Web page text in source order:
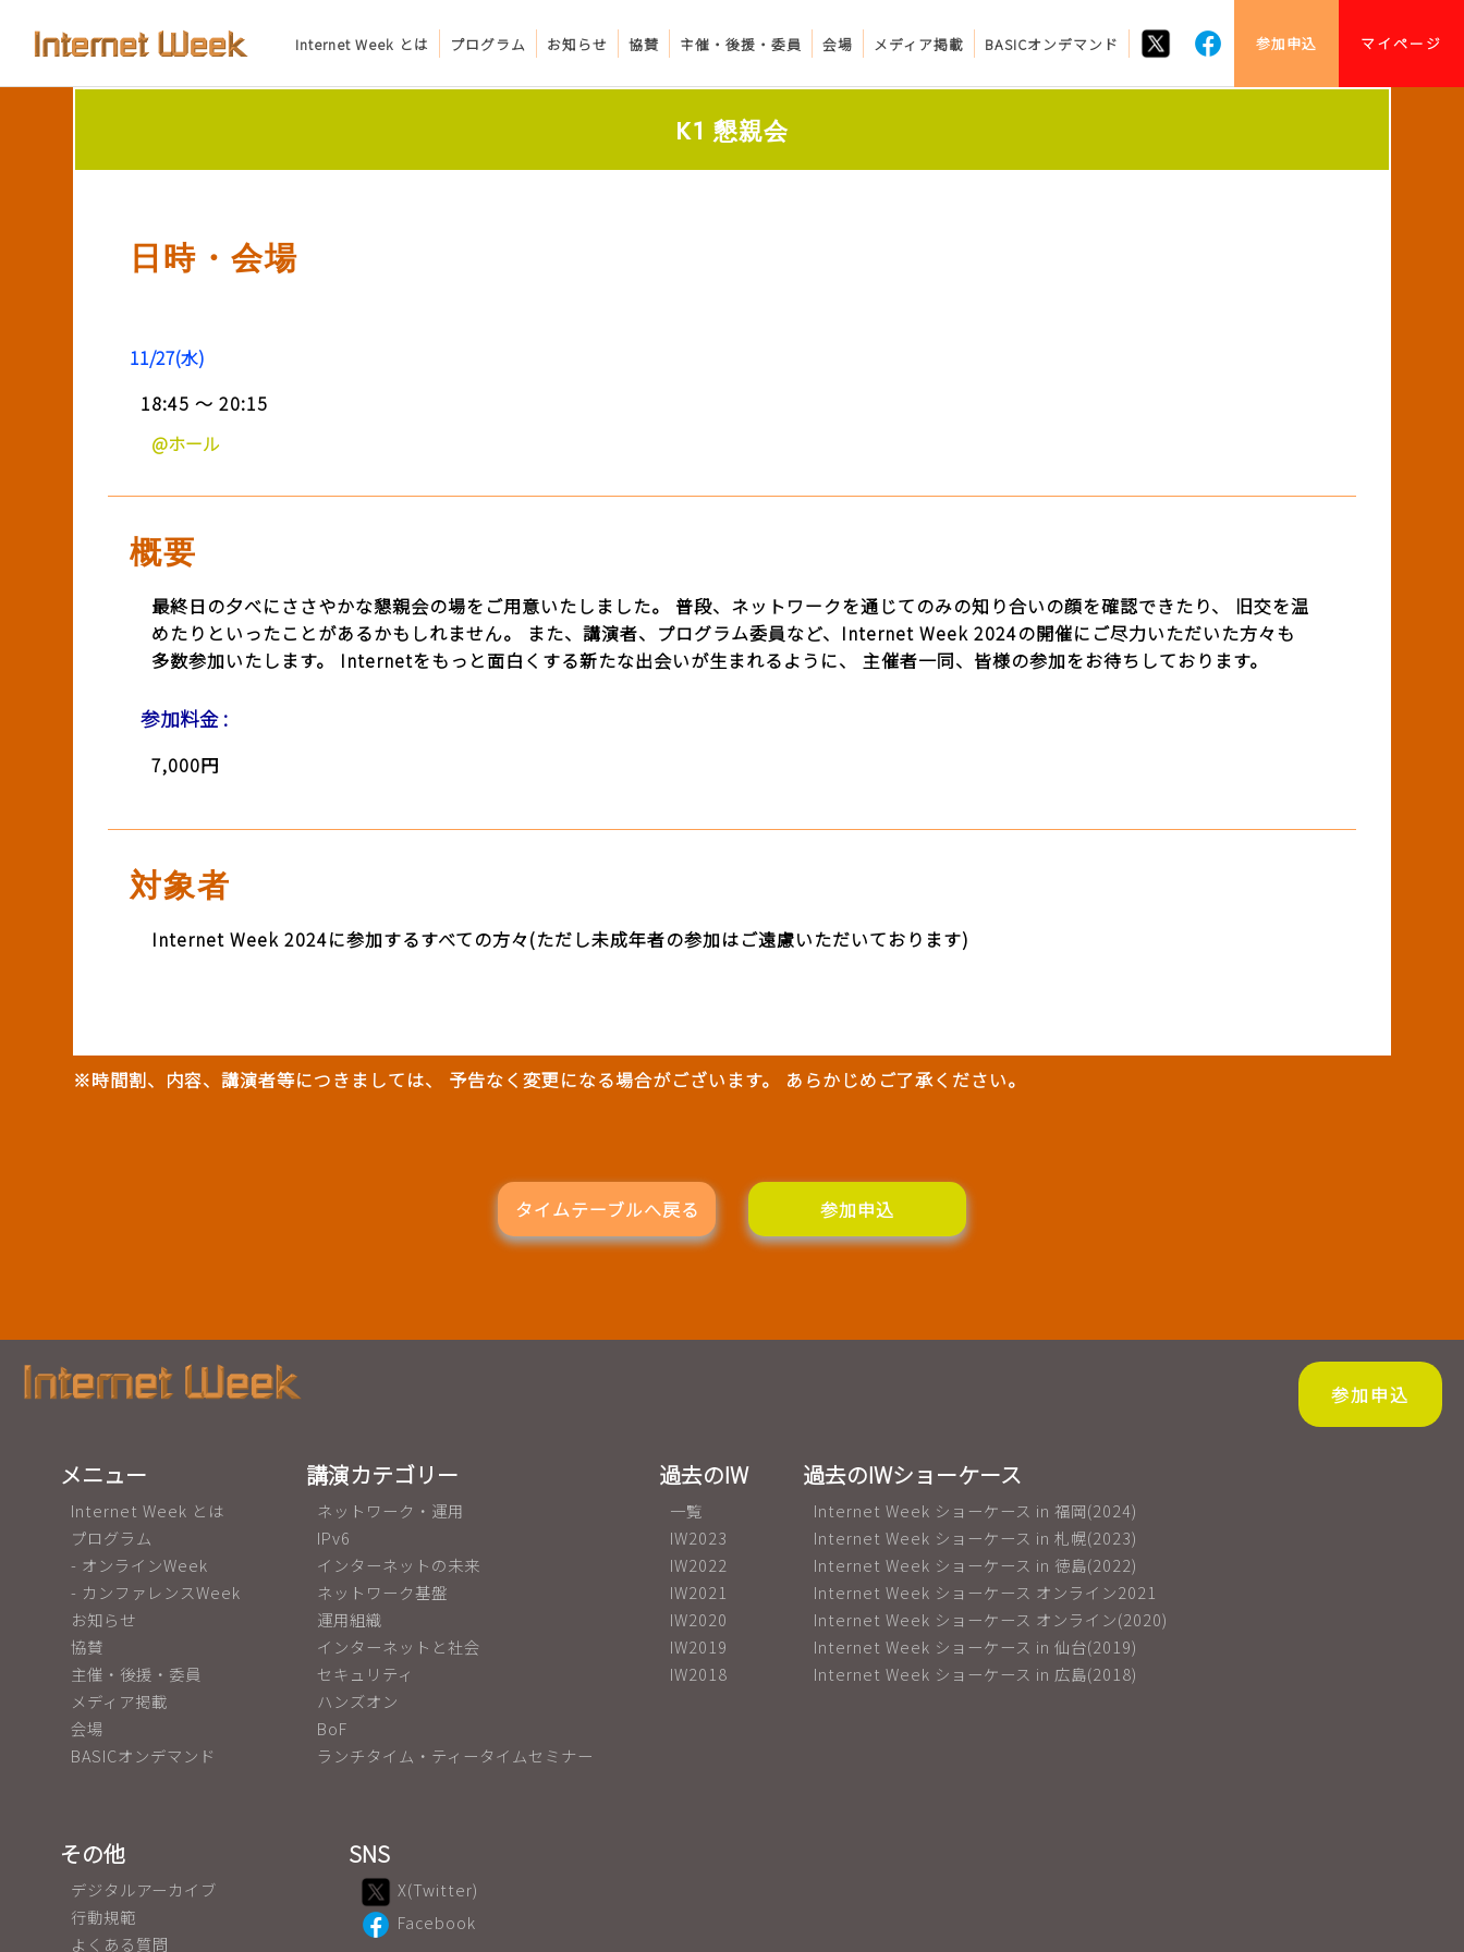
Internet Week とは プログラム お知らせ 協賛 主催・後援・委員 会場 メディア掲載 BASICオンデマンド 参加申込 マイページ
Internet Week とは
主催・後援・委員
マイページ
K1 懇親会
日時・会場
11/27(水)
18:45 ～ 20:15
@ホール
概要
最終日の夕べにささやかな懇親会の場をご用意いたしました。 普段、ネットワークを通じてのみの知り合いの顔を確認できたり、 旧交を温
めたりといったことがあるかもしれません。 また、講演者、プログラム委員など、Internet Week 2024の開催にご尽力いただいた方々も
多数参加いたします。 Internetをもっと面白くする新たな出会いが生まれるように、 主催者一同、皆様の参加をお待ちしております。
参加料金 :
7,000円
対象者
Internet Week 2024に参加するすべての方々(ただし未成年者の参加はご遠慮いただいております)
※時間割、内容、講演者等につきましては、 予告なく変更になる場合がございます。 あらかじめご了承ください。
タイムテーブルへ戻る 参加申込
メニュー
Internet Week とは
プログラム
- オンラインWeek
- カンファレンスWeek
お知らせ
協賛
主催・後援・委員
メディア掲載
会場
BASICオンデマンド
講演カテゴリー
ネットワーク・運用
IPv6
インターネットの未来
ネットワーク基盤
運用組織
インターネットと社会
セキュリティ
ハンズオン
BoF
ランチタイム・ティータイムセミナー
過去のIW
一覧
IW2023
IW2022
IW2021
IW2020
IW2019
IW2018
過去のIWショーケース
Internet Week ショーケース in 福岡(2024)
Internet Week ショーケース in 札幌(2023)
Internet Week ショーケース in 徳島(2022)
Internet Week ショーケース オンライン2021
Internet Week ショーケース オンライン(2020)
Internet Week ショーケース in 仙台(2019)
Internet Week ショーケース in 広島(2018)
その他
デジタルアーカイブ
行動規範
よくある質問
SNS
X(Twitter)
Facebook
参加申込